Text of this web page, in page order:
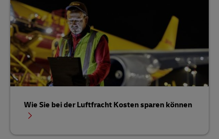
Wie Sie bei der Luftfracht Kosten sparen können